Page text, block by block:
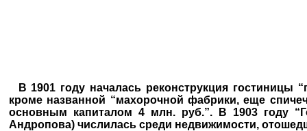
В 1901 году началась реконструкция
кроме названной “махорочной фабрики, еще
основным капиталом 4 млн. руб.”. В 1903 году
Андропова) числилась среди недвижимости,